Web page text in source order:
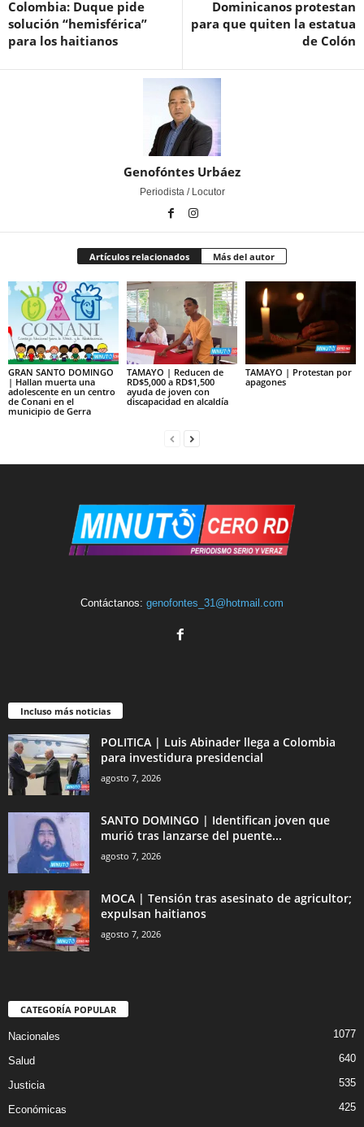
Colombia: Duque pide
solución “hemisférica”
para los haitianos
Dominicanos protestan
para que quiten la estatua
de Colón
Genofóntes Urbáez
Periodista / Locutor
Artículos relacionados Más del autor
GRAN SANTO DOMINGO
| Hallan muerta una
adolescente en un centro
de Conani en el
municipio de Gerra
TAMAYO | Reducen de
RD$5,000 a RD$1,500
ayuda de joven con
discapacidad en alcaldía
TAMAYO | Protestan por
apagones
Contáctanos: genofontes_31@hotmail.com
Incluso más noticias
POLITICA | Luis Abinader llega a Colombia
para investidura presidencial
agosto 7, 2026
SANTO DOMINGO | Identifican joven que
murió tras lanzarse del puente...
agosto 7, 2026
MOCA | Tensión tras asesinato de agricultor;
expulsan haitianos
agosto 7, 2026
CATEGORÍA POPULAR
Nacionales 1077
Salud 640
Justicia 535
Económicas
425